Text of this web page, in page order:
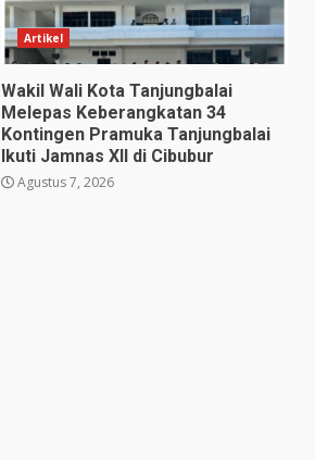
Artikel
Wakil Wali Kota Tanjungbalai
Melepas Keberangkatan 34
Kontingen Pramuka Tanjungbalai
Ikuti Jamnas XII di Cibubur
Agustus 7, 2026